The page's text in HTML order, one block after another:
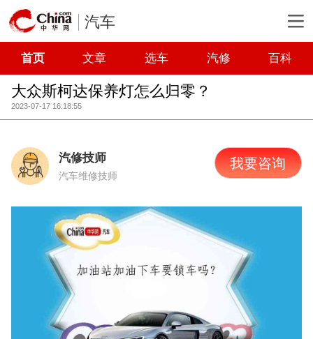
汽车
首页 文章 选车 汽修 百科
大众斯柯达保养灯怎么归零？
2023-07-17 16:18:55
汽修技师
汽车维修技师
我要咨询